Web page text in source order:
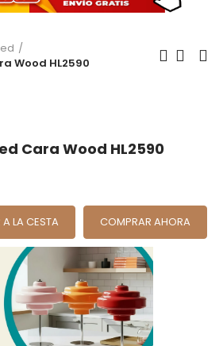
Wood HL2590
Cara Wood HL2590
LA CESTA COMPRAR AHORA